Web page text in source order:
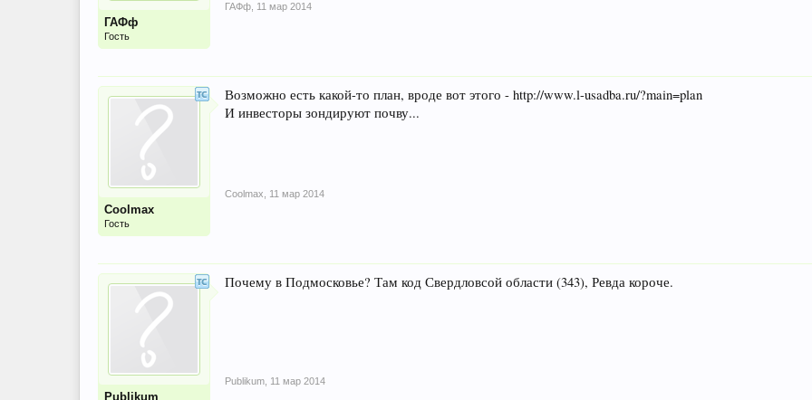
ГАФф
Гость
ГАФф 11 мар 2014
Coolmax
Гость
Возможно есть какой-то план, вроде вот этого - http://www.l-usadba.ru/?main=plan
И инвесторы зондируют почву...
Coolmax 11 мар 2014
Publikum
Почему в Подмосковье? Там код Свердловсой области (343), Ревда короче.
Publikum 11 мар 2014